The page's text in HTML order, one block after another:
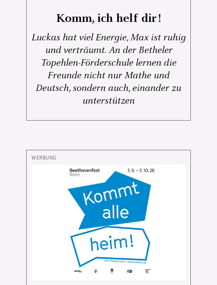
Komm, ich helf dir!
Luckas hat viel Energie, Max ist ruhig
und verträumt. An der Betheler
Topehlen-Förderschule lernen die
Freunde nicht nur Mathe und
Deutsch, sondern auch, einander zu
unterstützen